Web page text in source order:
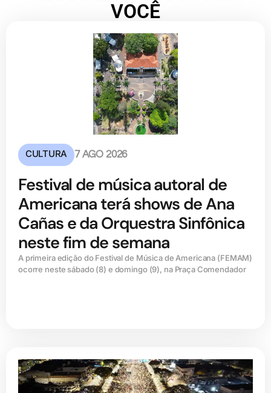
VOCÊ
CULTURA 7 AGO 2026
Festival de música autoral de
Americana terá shows de Ana
Cañas e da Orquestra Sinfônica
neste fim de semana
A primeira edição do Festival de Música de Americana (FEMAM)
ocorre neste sábado (8) e domingo (9), na Praça Comendador